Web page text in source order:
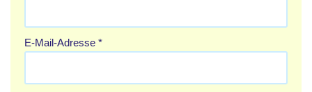
E-Mail-Adresse *